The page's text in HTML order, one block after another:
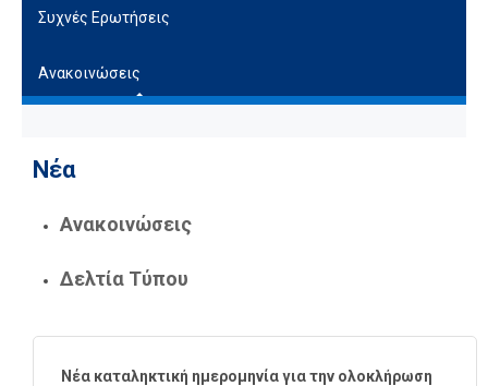
Συχνές Ερωτήσεις
Ανακοινώσεις
Νέα
Ανακοινώσεις
Δελτία Τύπου
Νέα καταληκτική ημερομηνία για την ολοκλήρωση